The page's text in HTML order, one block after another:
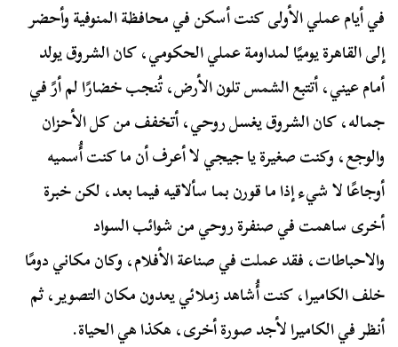
في أيام عملي الأولى كنت أسكن في محافظة المنوفية وأحضر
إلى القاهرة يوميًا لمداومة عملي الحكومي، كان الشروق يولد
أمام عيني، أتتبع الشمس تلون الأرض، تُنجب خضارًا لم أرً في
جماله، كان الشروق يغسل روحي، أتخفف من كل الأحزان
والوجع، وكنت صغيرة يا جيجي لا أعرف أن ما كنت أُسميه
أوجاعًا لا شيء إذا ما قورن بما سألاقيه فيما بعد، لكن خبرة
أخرى ساهمت في صنفرة روحي من شوائب السواد
والاحباطات، فقد عملت في صناعة الأفلام، وكان مكاني دومًا
خلف الكاميرا، كنت أُشاهد زملائي يعدون مكان التصوير، ثم
أنظر في الكاميرا لأجد صورة أخرى، هكذا هي الحياة.